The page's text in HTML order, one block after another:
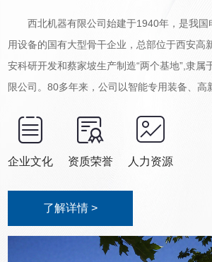
西北机器有限公司始建于1940年，是我国
用设备的国有大型骨干企业，总部位于西安高
安科研开发和蔡家坡生产制造“两个基地”,隶属
限公司。80多年来，公司以智能专用装备、高
为国民经济和国防建设提供了3500多个品种、
企业文化 资质荣誉 人力资源
了解详情 >